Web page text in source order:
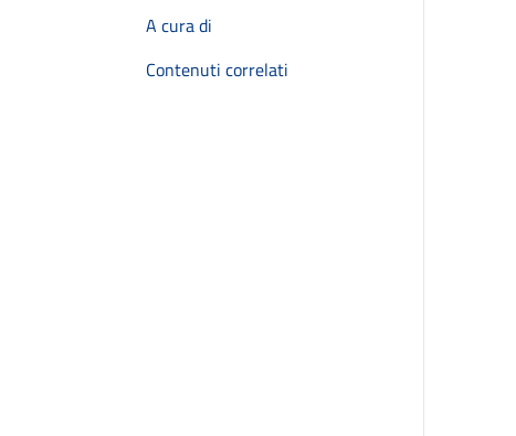
A cura di
Contenuti correlati